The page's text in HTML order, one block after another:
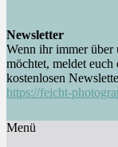
Newsletter
Wenn ihr immer über
möchtet, meldet
kostenlosen
https://feicht-
Menü